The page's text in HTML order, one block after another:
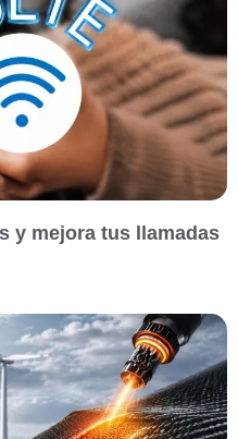
y mejora tus llamadas